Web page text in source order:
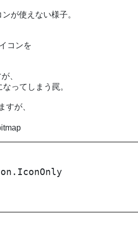
が使えない様子。
コンを
、
ってしまう罠。
すが、